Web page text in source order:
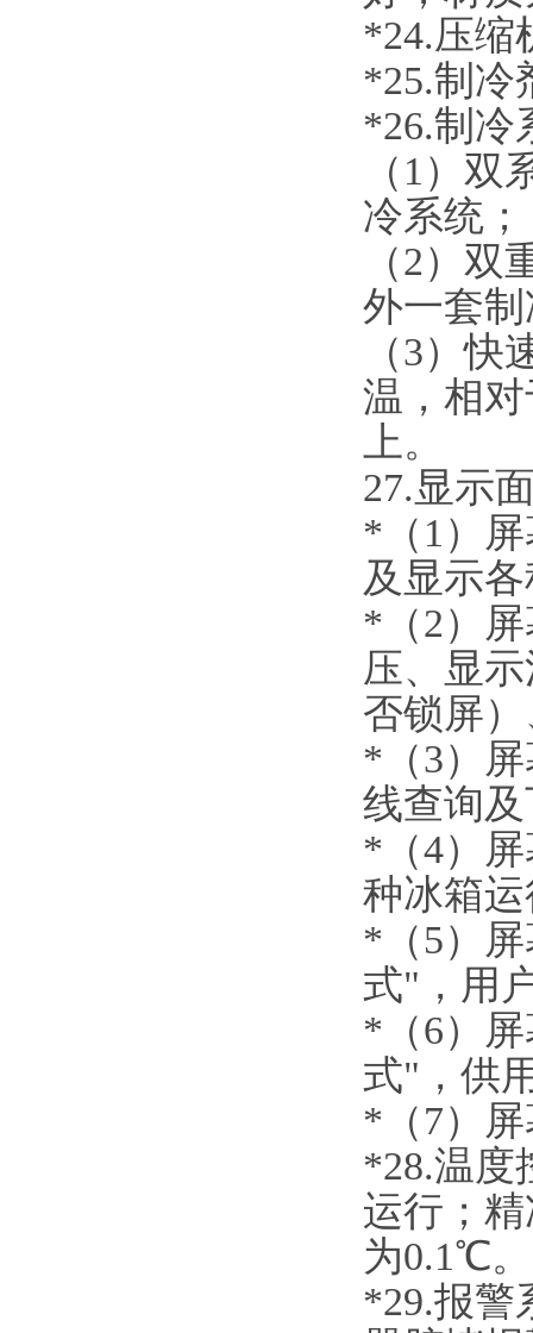
*24.压缩
*25.制冷
*26.制冷
（ 1）双
冷系统；
（2）双
外一套
（3）快
温，相
上。
27.显示
*（1）
及显示
*（2）
压、显
否锁屏
*（3）
线查询
*（4）
种冰箱
*（5）
式"，用
*（6）
式"，供
*（7）
*28.温度
运行；
为0.1℃。
*29.报警